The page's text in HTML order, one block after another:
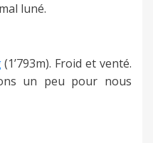
luné.
(1’793m). Froid et venté.
un peu pour nous